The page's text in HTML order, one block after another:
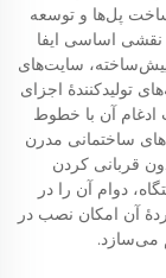
پل‌ها و توسعه
اساسی ایفا
سایت‌های
تولیدکنندهٔ اجزای
ادغام آن با خطوط
ساختمانی مدرن
قربانی کردن
دوام آن را در
آن امکان نصب در
می‌سازد.